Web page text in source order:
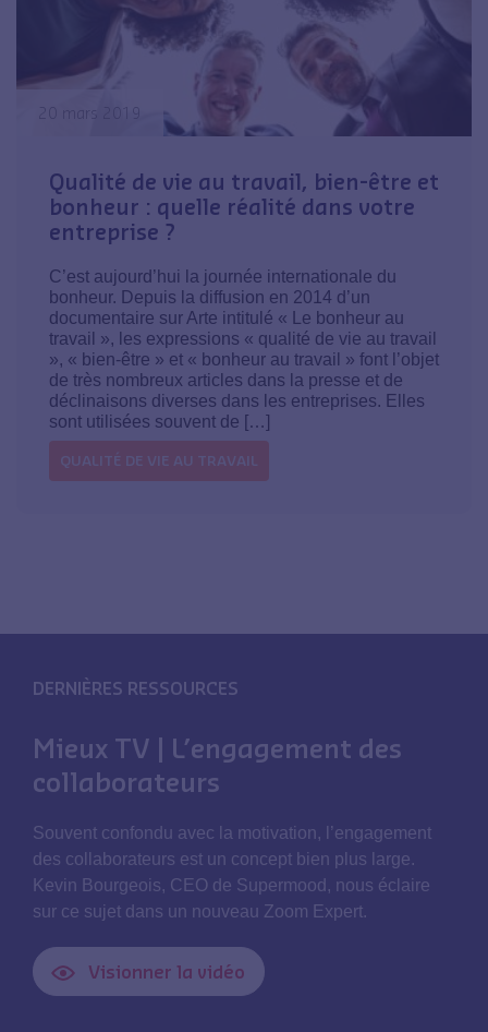
20 mars 2019
Qualité de vie au travail, bien-être et
bonheur : quelle réalité dans votre
entreprise ?
C’est aujourd’hui la journée internationale du
bonheur. Depuis la diffusion en 2014 d’un
documentaire sur Arte intitulé « Le bonheur au
travail », les expressions « qualité de vie au travail
», « bien-être » et « bonheur au travail » font l’objet
de très nombreux articles dans la presse et de
déclinaisons diverses dans les entreprises. Elles
sont utilisées souvent de […]
QUALITÉ DE VIE AU TRAVAIL
DERNIÈRES RESSOURCES
Mieux TV | L’engagement des
collaborateurs
Souvent confondu avec la motivation, l’engagement
des collaborateurs est un concept bien plus large.
Kevin Bourgeois, CEO de Supermood, nous éclaire
sur ce sujet dans un nouveau Zoom Expert.
Visionner la vidéo